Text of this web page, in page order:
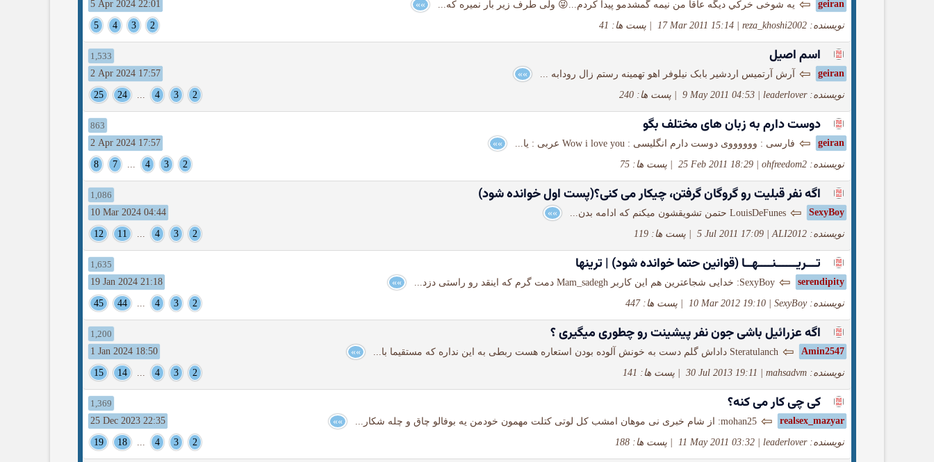
geiran
⇦ یه شوخی خرکي دیگه عاقا من نیمه گمشدمو پیدا کردم...😜 ولی طرف زیر بار نمیره که... »»
5 Apr 2024 22:01
نویسنده: reza_khoshi2002 17 Mar 2011 15:14 پست ها: 41 2
3
4
5
اسم اصیل
1,533
geiran
⇦ آرش آرتمیس اردشیر بابک نیلوفر اهو تهمینه رستم زال رودابه ... »»
2 Apr 2024 17:57
نویسنده: leaderlover 9 May 2011 04:53 پست ها: 240 2
3
4
...
24
25
دوست دارم به زبان های مختلف بگو
863
geiran
⇦ فارسی : ووووووی دوست دارم انگلیسی : Wow i love you عربی : یا... »»
2 Apr 2024 17:57
نویسنده: ohfreedom2 25 Feb 2011 18:29 پست ها: 75 2
3
4
...
7
8
اگه نفر قبلیت رو گروگان گرفتن، چیکار می کنی؟(پست اول خوانده شود)
1,086
SexyBoy
⇦ LouisDeFunes حتمن تشویقشون میکنم که ادامه بدن... »»
10 Mar 2024 04:44
نویسنده: ALI2012 5 Jul 2011 17:09 پست ها: 119 2
3
4
...
11
12
تـــریــــــنــــهــا (قوانین حتما خوانده شود) | ترینها
1,635
serendipity
⇦ SexyBoy: خدایی شجاعترین هم این کاربر Mam_sadegh دمت گرم که اینقد رو راستی دزد... »»
19 Jan 2024 21:18
نویسنده: SexyBoy 10 Mar 2012 19:10 پست ها: 447 2
3
4
...
44
45
اگه عزرائیل باشی جون نفر پیشینت رو چطوری میگیری ؟
1,200
Amin2547
⇦ Steratulanch داداش گلم دست به خونش آلوده بودن استعاره هست ربطی به این نداره که مستقیما با... »»
1 Jan 2024 18:50
نویسنده: mahsadvm 30 Jul 2013 19:11 پست ها: 141 2
3
4
...
14
15
کی چی کار می کنه؟
1,369
realsex_mazyar
⇦ mohan25: از شام خبری نی موهان امشب کل لوتی کتلت مهمون خودمن یه بوفالو چاق و چله شکار... »»
25 Dec 2023 22:35
نویسنده: leaderlover 11 May 2011 03:32 پست ها: 188 2
3
4
...
18
19